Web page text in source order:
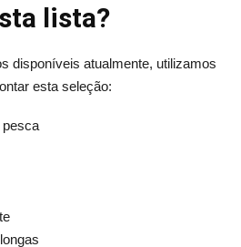
lista?
disponíveis atualmente, utilizamos
esta seleção:
pesca